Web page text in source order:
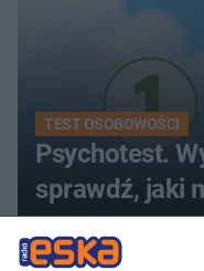
TEST OSOBOWOŚCI
Psychotest.
sprawdź, jaki
ZOBACZ WIĘCEJ